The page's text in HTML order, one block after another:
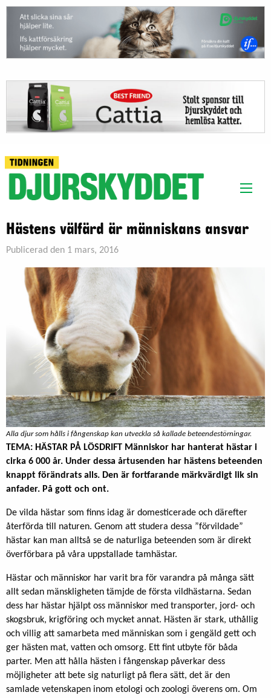
Hästens välfärd är människans ansvar
Publicerad den 1 mars, 2016
Alla djur som hålls i fångenskap kan utveckla så kallade beteendestörningar.
TEMA: HÄSTAR PÅ LÖSDRIFT Människor har hanterat hästar i
cirka 6 000 år. Under dessa årtusenden har hästens beteenden
knappt förändrats alls. Den är fortfarande märkvärdigt lik sin
anfader. På gott och ont.
De vilda hästar som finns idag är domesticerade och därefter
återförda till naturen. Genom att studera dessa ”förvildade”
hästar kan man alltså se de naturliga beteenden som är direkt
överförbara på våra uppstallade tamhästar.
Hästar och människor har varit bra för varandra på många sätt
allt sedan mänskligheten tämjde de första vildhästarna. Sedan
dess har hästar hjälpt oss människor med transporter, jord- och
skogsbruk, krigföring och mycket annat. Hästen är stark, uthållig
och villig att samarbeta med människan som i gengäld gett och
ger hästen mat, vatten och omsorg. Ett fint utbyte för båda
parter. Men att hålla hästen i fångenskap påverkar dess
möjligheter att bete sig naturligt på flera sätt, det är den
samlade vetenskapen inom etologi och zoologi överens om. Om